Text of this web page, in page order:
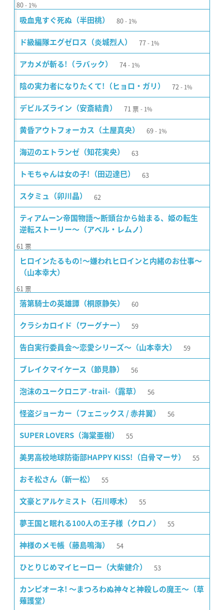
80 1%
吸血鬼すぐ死ぬ（半田桃） 80 1%
ド級編隊エグゼロス（炎城烈人） 77 1%
アカメが斬る!（ラバック） 74 1%
陰の実力者になりたくて!（ヒョロ・ガリ） 72 1%
デビルズライン（安斎結貴） 71 票 1%
黄昏アウトフォーカス（土屋真央） 69 1%
海辺のエトランゼ（知花実央） 63
トモちゃんは女の子!（田辺達巳） 63
スタミュ（卯川晶） 62
ティアムーン帝国物語〜断頭台から始まる、姫の転生
逆転ストーリー〜（アベル・レムノ）
61 票
ヒロインたるもの!〜嫌われヒロインと内緒のお仕事〜
（山本幸大）
61 票
落第騎士の英雄譚（桐原静矢） 60
クラシカロイド（ワーグナー） 59
告白実行委員会〜恋愛シリーズ〜（山本幸大） 59
ブレイクマイケース（節見静） 56
泡沫のユークロニア -trail-（露草） 56
怪盗ジョーカー（フェニックス / 赤井翼） 56
SUPER LOVERS（海棠亜樹） 55
美男高校地球防衛部HAPPY KISS!（白骨マーサ） 55
おそ松さん（新一松） 55
文豪とアルケミスト（石川啄木） 55
夢王国と眠れる100人の王子様（クロノ） 55
神様のメモ帳（藤島鳴海） 54
ひとりじめマイヒーロー（大柴健介） 53
カンピオーネ! 〜まつろわぬ神々と神殺しの魔王〜（草
薙護堂）